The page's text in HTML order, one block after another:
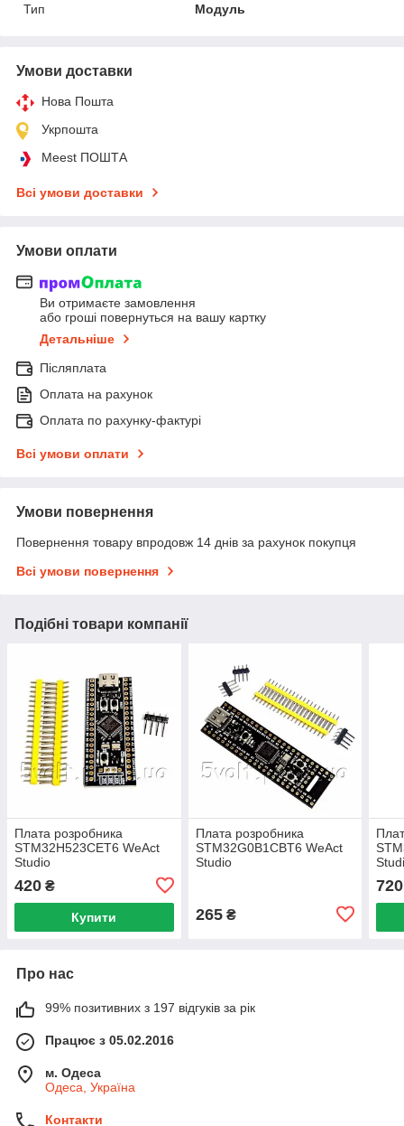
Тип
Модуль
Умови доставки
Нова Пошта
Укрпошта
Meest ПОШТА
Всі умови доставки
Умови оплати
Ви отримаєте замовлення
або гроші повернуться на вашу картку
Детальніше
Післяплата
Оплата на рахунок
Оплата по рахунку-фактурі
Всі умови оплати
Умови повернення
Повернення товару впродовж 14 днів за рахунок покупця
Всі умови повернення
Подібні товари компанії
Плата розробника
STM32H523CET6 WeAct
Studio
420 ₴
Купити
Плата розробника
STM32G0B1CBT6 WeAct
Studio
265₴
720
Про нас
99% позитивних з 197 відгуків за рік
Працює з 05.02.2016
м. Одеса
Одеса, Україна
Контакти